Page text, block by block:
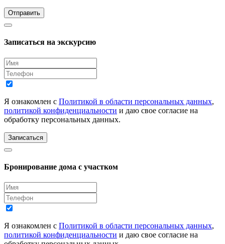
Отправить
Записаться на экскурсию
Я ознакомлен с Политикой в области персональных данных,
политикой конфиденциальности и даю свое согласие на
обработку персональных данных.
Записаться
Бронирование дома с участком
Я ознакомлен с Политикой в области персональных данных,
политикой конфиденциальности и даю свое согласие на